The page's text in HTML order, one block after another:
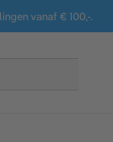
vanaf € 100,-.